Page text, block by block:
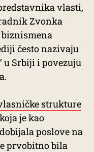
vlasti,
Zvonka
često nazivaju
u Srbiji i povezuju
strukture
je kao
poslove na
prvobitno bila